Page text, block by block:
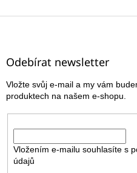
Z
Odebírat newsletter
Vložte svůj e-mail a my vám
produktech na našem e-shopu.
Vložením e-mailu souhlasíte s
údajů